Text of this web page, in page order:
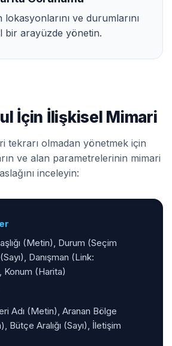
ve durumlarını
bir arayüzde yönetin.
İçin İlişkisel Mimari
tekrarı olmadan yönetmek için
ve alan parametrelerinin mimari
inceleyin:
(Metin), Durum (Seçim
Danışman (Link:
Konum (Harita)
Adı (Metin), Aranan Bölge
Bütçe Aralığı (Sayı), İletişim